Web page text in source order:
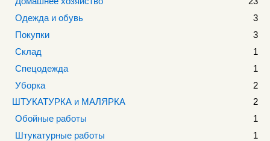
Одежда и обувь
3
Покупки
3
Склад
1
Спецодежда
1
Уборка
2
ШТУКАТУРКА и МАЛЯРКА
2
Обойные работы
1
Штукатурные работы
1